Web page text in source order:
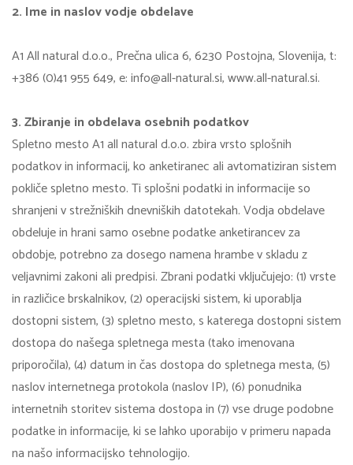
2. Ime in naslov vodje obdelave
A1 All natural d.o.o., Prečna ulica 6, 6230 Postojna, Slovenija, t:
+386 (0)41 955 649, e: info@all-natural.si, www.all-natural.si.
3. Zbiranje in obdelava osebnih podatkov
Spletno mesto A1 all natural d.o.o. zbira vrsto splošnih
podatkov in informacij, ko anketiranec ali avtomatiziran sistem
pokliče spletno mesto. Ti splošni podatki in informacije so
shranjeni v strežniških dnevniških datotekah. Vodja obdelave
obdeluje in hrani samo osebne podatke anketirancev za
obdobje, potrebno za dosego namena hrambe v skladu z
veljavnimi zakoni ali predpisi. Zbrani podatki vključujejo: (1) vrste
in različice brskalnikov, (2) operacijski sistem, ki uporablja
dostopni sistem, (3) spletno mesto, s katerega dostopni sistem
dostopa do našega spletnega mesta (tako imenovana
priporočila), (4) datum in čas dostopa do spletnega mesta, (5)
naslov internetnega protokola (naslov IP), (6) ponudnika
internetnih storitev sistema dostopa in (7) vse druge podobne
podatke in informacije, ki se lahko uporabijo v primeru napada
na našo informacijsko tehnologijo.